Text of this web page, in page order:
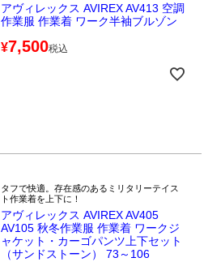
アヴィレックス AVIREX AV413 空調
作業服 作業着 ワーク半袖ブルゾン
¥7,500税込
タフで快適。存在感のあるミリタリーテイス
ト作業着を上下に！
アヴィレックス AVIREX AV405
AV105 秋冬作業服 作業着 ワークジ
ャケット・カーゴパンツ上下セット
（サンドストーン） 73～106